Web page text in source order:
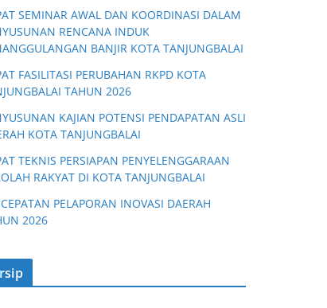
SEMINAR AWAL DAN KOORDINASI DALAM
RENCANA INDUK
BANJIR KOTA TANJUNGBALAI
FASILITASI PERUBAHAN RKPD KOTA
TAHUN 2026
KAJIAN POTENSI PENDAPATAN ASLI
KOTA TANJUNGBALAI
TEKNIS PERSIAPAN PENYELENGGARAAN
RAKYAT DI KOTA TANJUNGBALAI
PELAPORAN INOVASI DAERAH
2026